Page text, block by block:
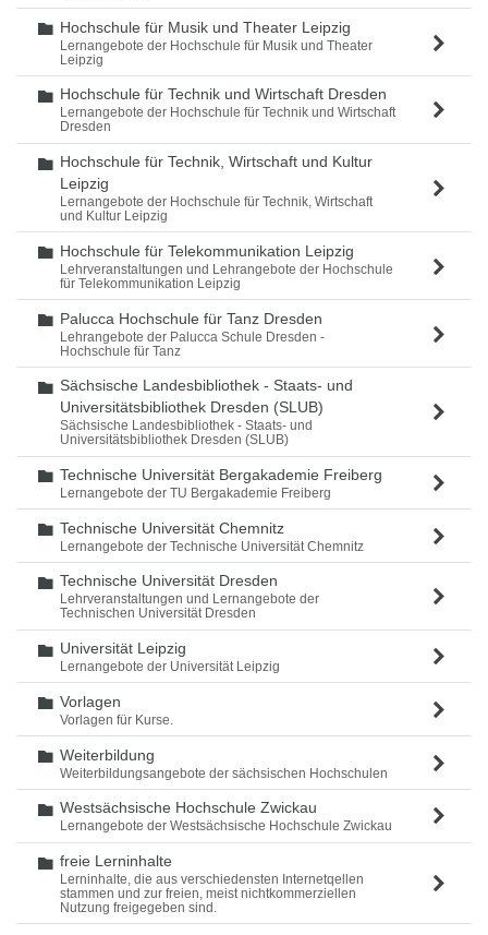
Ordner
Hochschule für Musik und Theater Leipzig
Lernangebote der Hochschule für Musik und Theater
Leipzig
Ordner
Hochschule für Technik und Wirtschaft Dresden
Lernangebote der Hochschule für Technik und Wirtschaft
Dresden
Ordner
Hochschule für Technik, Wirtschaft und Kultur
Leipzig
Lernangebote der Hochschule für Technik, Wirtschaft
und Kultur Leipzig
Ordner
Hochschule für Telekommunikation Leipzig
Lehrveranstaltungen und Lehrangebote der Hochschule
für Telekommunikation Leipzig
Ordner
Palucca Hochschule für Tanz Dresden
Lehrangebote der Palucca Schule Dresden -
Hochschule für Tanz
Ordner
Sächsische Landesbibliothek - Staats- und
Universitätsbibliothek Dresden (SLUB)
Sächsische Landesbibliothek - Staats- und
Universitätsbibliothek Dresden (SLUB)
Ordner
Technische Universität Bergakademie Freiberg
Lernangebote der TU Bergakademie Freiberg
Ordner
Technische Universität Chemnitz
Lernangebote der Technische Universität Chemnitz
Ordner
Technische Universität Dresden
Lehrveranstaltungen und Lernangebote der
Technischen Universität Dresden
Ordner
Universität Leipzig
Lernangebote der Universität Leipzig
Ordner
Vorlagen
Vorlagen für Kurse.
Ordner
Weiterbildung
Weiterbildungsangebote der sächsischen Hochschulen
Ordner
Westsächsische Hochschule Zwickau
Lernangebote der Westsächsische Hochschule Zwickau
Ordner
freie Lerninhalte
Lerninhalte, die aus verschiedensten Internetqellen
stammen und zur freien, meist nichtkommerziellen
Nutzung freigegeben sind.